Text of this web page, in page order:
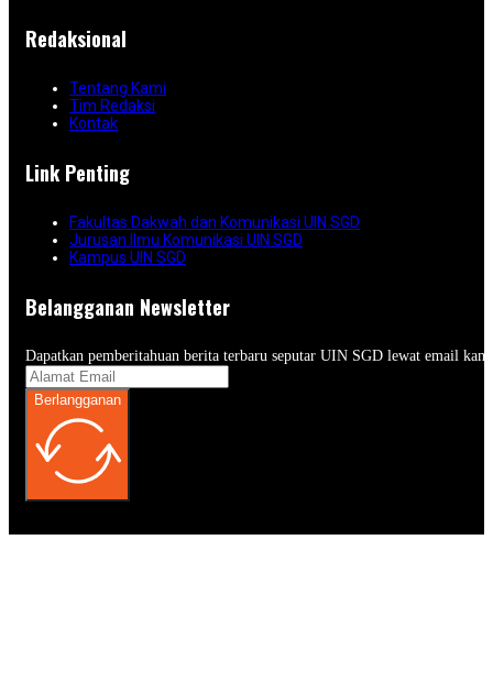
Redaksional
Tentang Kami
Tim Redaksi
Kontak
Link Penting
Fakultas Dakwah dan Komunikasi UIN SGD
Jurusan Ilmu Komunikasi UIN SGD
Kampus UIN SGD
Belangganan Newsletter
Dapatkan pemberitahuan berita terbaru seputar UIN SGD lewat email
Berlangganan